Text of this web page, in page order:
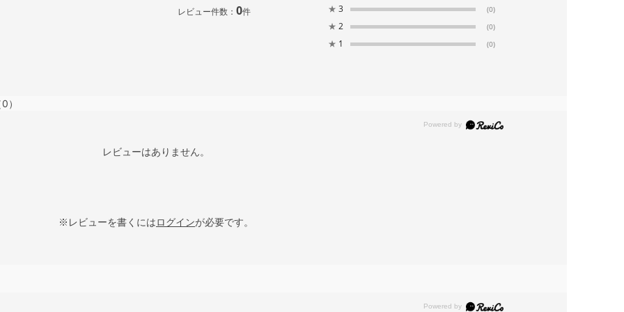
レビュー件数： 0件 ★ 3 (0)
★ 2 (0)
★ 1 (0)
）
レビューはありません。
※レビューを書くにはログインが必要です。